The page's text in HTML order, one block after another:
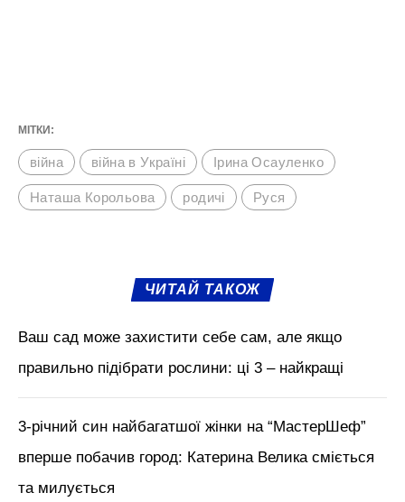
МІТКИ:
війна війна в Україні Ірина Осауленко
Наташа Корольова родичі Руся
ЧИТАЙ ТАКОЖ
Ваш сад може захистити себе сам, але якщо
правильно підібрати рослини: ці 3 – найкращі
3-річний син найбагатшої жінки на “МастерШеф”
вперше побачив город: Катерина Велика сміється
та милується